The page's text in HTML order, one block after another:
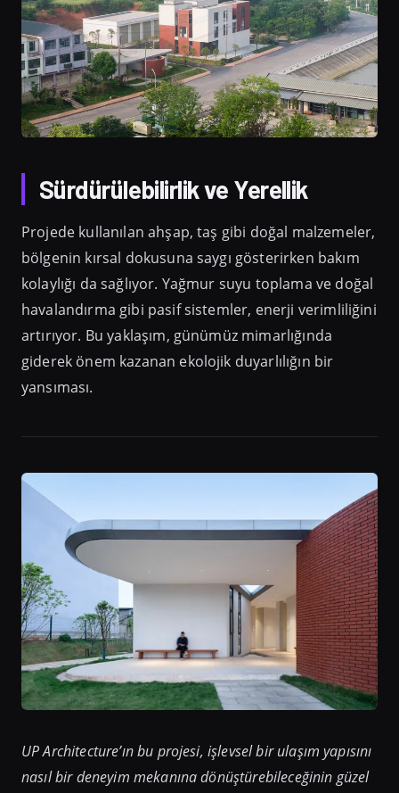
Sürdürülebilirlik ve Yerellik
Projede kullanılan ahşap, taş gibi doğal malzemeler,
bölgenin kırsal dokusuna saygı gösterirken bakım
kolaylığı da sağlıyor. Yağmur suyu toplama ve doğal
havalandırma gibi pasif sistemler, enerji verimliliğini
artırıyor. Bu yaklaşım, günümüz mimarlığında
giderek önem kazanan ekolojik duyarlılığın bir
yansıması.
UP Architecture’ın bu projesi, işlevsel bir ulaşım yapısını
nasıl bir deneyim mekanına dönüştürebileceğinin güzel